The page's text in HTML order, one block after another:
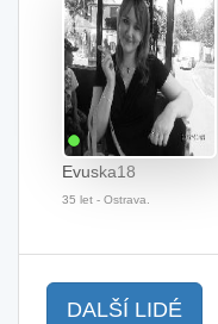
Evuska18
35 let - Ostrava.
DALŠÍ LIDÉ